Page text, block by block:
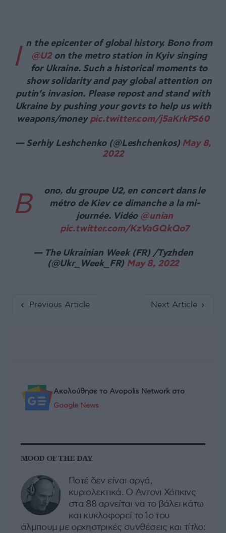
I n the epicenter of global history. Bono from
@U2on the metro station in Kyiv singing
for Ukraine. Such a historical moments to
show solidarity and pay global attention on
putin’s invasion. Please repost and stand with
Ukraine by pushing your govts to help us with
weapons/moneypic.twitter.com/j5aKrkPS60
— Serhiy Leshchenko (@Leshchenkos) May 8,
2022
B
ono, du groupe U2, en concert dans le
métro de Kiev ce dimanche a la mi-
journée. Vidéo @unian
pic.twitter.com/KzVaGQkQo7
— The Ukrainian Week (FR) /Tyzhden
(@Ukr_Week_FR) May 8, 2022
Previous Article Next Article
Ακολούθησε το Avopolis Network στο
Google News
MOOD OF THE DAY
Ποτέ δεν είναι αργά,
κυριολεκτικά. Ο Άντονι Χόπκινς
στα 88 αρνείται να το βάλει κάτω
και κυκλοφορεί το 1ο του
άλμπουμ με ορχηστρικές συνθέσεις και τίτλο: